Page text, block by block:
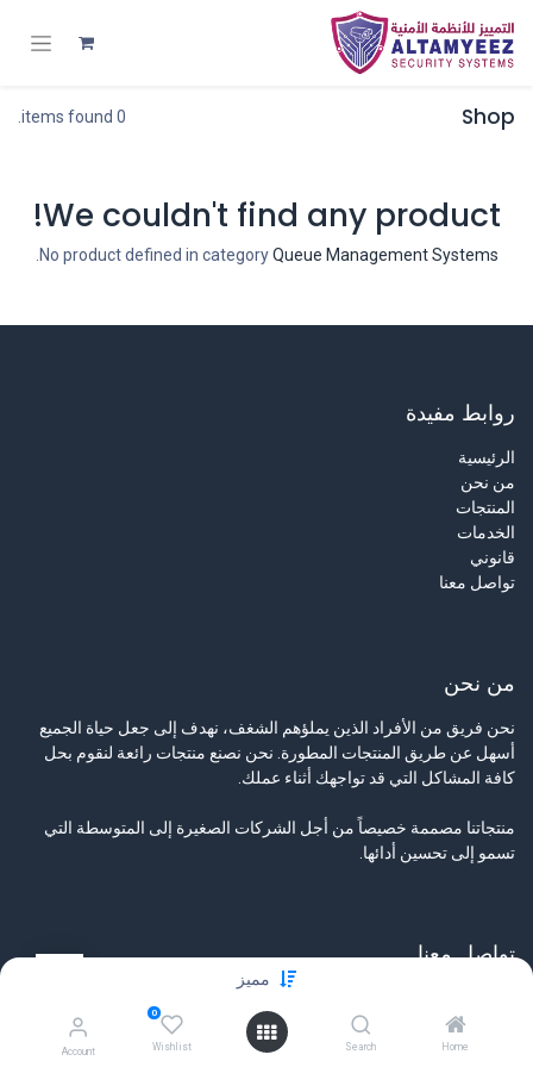
مميز
Home
Search
0
Wishlist
Account
Shop
0 items found.
We couldn't find any product!
No product defined in categoryQueue Management Systems
روابط مفيدة
الرئيسية
من نحن
المنتجات
الخدمات
قانوني
تواصل معنا
من نحن
نحن فريق من الأفراد الذين يملؤهم الشغف، نهدف إلى جعل حياة الجميع
أسهل عن طريق المنتجات المطورة. نحن نصنع منتجات رائعة لنقوم بحل
كافة المشاكل التي قد تواجهك أثناء عملك.
منتجاتنا مصممة خصيصاً من أجل الشركات الصغيرة إلى المتوسطة التي
تسمو إلى تحسين أدائها.
تواصل معنا
info@tamyeezsecurity.com
+974 4488 4600